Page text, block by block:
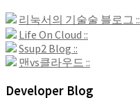
리눅서의 기술술 블로그 ::
Life On Cloud ::
Ssup2 Blog ::
맨vs클라우드 ::
Developer Blog